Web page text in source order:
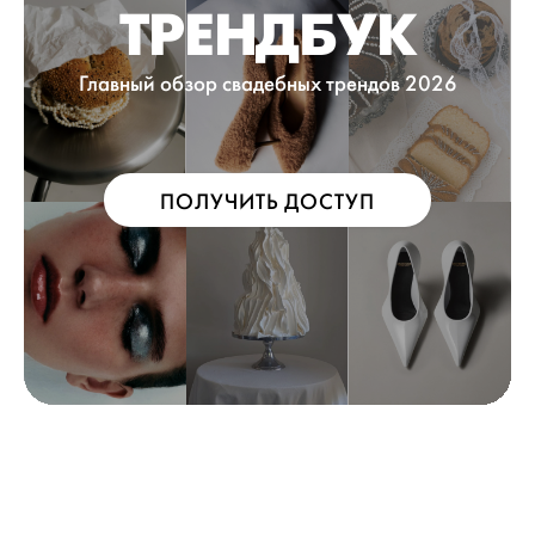
ТРЕНДБУК
Главный обзор свадебных трендов 2026
ПОЛУЧИТЬ ДОСТУП